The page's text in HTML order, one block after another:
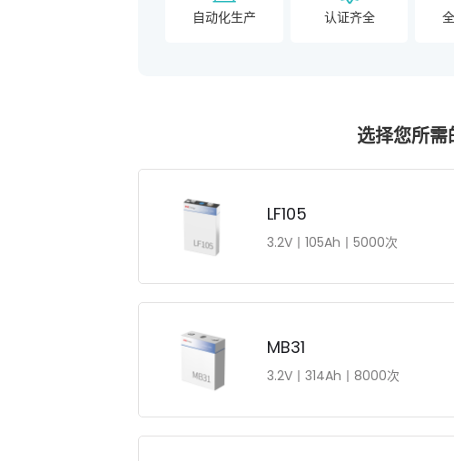
自动化生产 认证齐全
选择您所需
LF105
3.2V丨105Ah丨5000次
MB31
3.2V丨314Ah丨8000次